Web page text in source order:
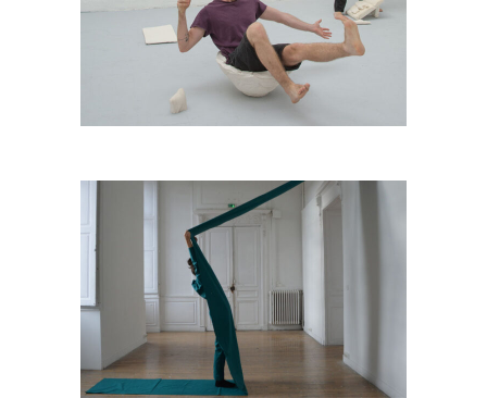
Elan
Monochrome